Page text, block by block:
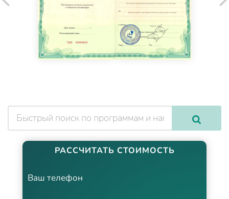
РАССЧИТАТЬ СТОИМОСТЬ
Ваш телефон